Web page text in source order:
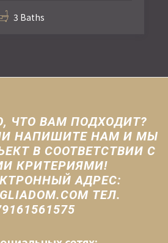
3 Baths
ЧТО ВАМ ПОДХОДИТ?
НАПИШИТЕ НАМ И МЫ
В СООТВЕТСТВИИ С
КРИТЕРИЯМИ!
АДРЕС:
ТЕЛ.